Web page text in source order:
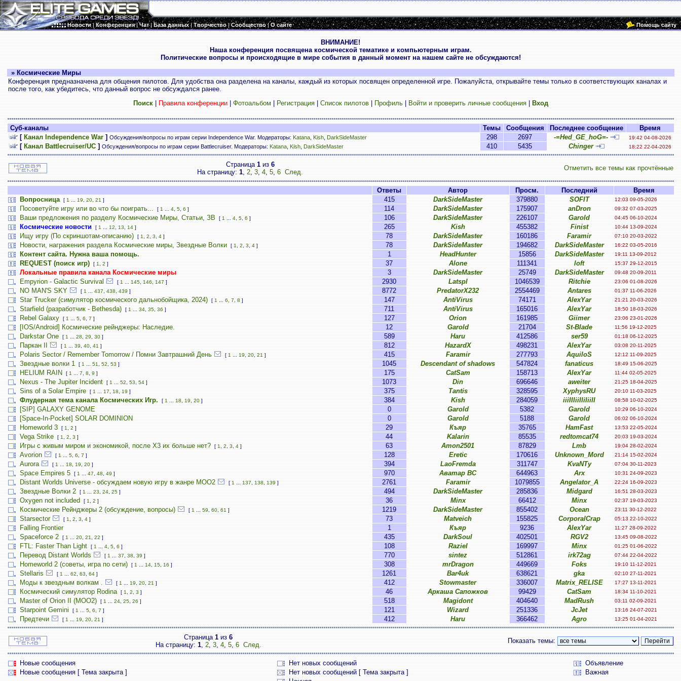
Новости|Конференция|Чат|База данных|Творчество|Сообщество|О сайте Помощь сайту
ВНИМАНИЕ!
Наша конференция посвящена космической тематике и компьютерным играм.
Политические вопросы и происходящие в мире события в данный момент на нашем сайте не обсуждаются!
» Космические Миры
Конференция предназначена для общения пилотов. Для удобства она разделена на каналы, каждый из которых посвящен определенной игре. Пожалуйста, открывайте темы только в соответствующих каналах и
после того, как убедитесь, что данный вопрос не обсуждался ранее.
Поиск| Правила конференции| Фотоальбом Регистрация| Список пилотов| Профиль| Войти и проверить личные сообщения| Вход
Суб-каналы Темы Сообщения Последнее сообщение
Время
[ Канал Independence War] Обсуждения/вопросы по играм серии Independence War. Модераторы: Katana, Kish, DarkSideMaster 298 2697 -=Hed_GE_hoG=- 19:42 04-08-2026
[ Канал Battlecruiser/UC] Обсуждения/вопросы по играм серии Battlecruiser. Модераторы: Katana, Kish, DarkSideMaster 410 5435 Chinger 18:22 22-04-2026
Страница 1из 6
На страницу: 1, 2, 3, 4, 5, 6 След.
Отметить все темы как прочтённые
Ответы Автор Просм. Последний
Время
Вопросница
[ 1 19 20, 21 ] 415 DarkSideMaster 379880 SOFIT 12:03 09-05-2026
Посоветуйте игру или во что бы поиграть... [ 1 4, 5, 6] 114 DarkSideMaster 175907 anDron 09:32 07-03-2025
Ваши предложения по разделу Космические Миры, Статьи, ЗВ [ 1 4, 5, 6] 106 DarkSideMaster 226107 Garold 04:45 06-10-2024
Космические новости [ 1 12 13 14] 265 Kish 455382 Finist 10:44 13-09-2024
Ищу игру (По скриншотам-описанию) [ 1 2 3 4] 78 DarkSideMaster 160186 Faramir 07:10 20-03-2022
Новости, награжения раздела Космические миры, Звездные Волки [ 1 2 3 4] 78 DarkSideMaster 194682 DarkSideMaster 16:22 03-05-2016
Контент сайта. Нужна ваша помощь. 1 HeadHunter 15856 DarkSideMaster 19:11 13-09-2012
REQUEST (поиск игр) [ 1 2 ] 37 Alone 111341 loft 15:37 29-12-2015
Локальные правила канала Космические миры 3 DarkSideMaster 25749 DarkSideMaster 09:48 20-09-2011
Empyrion - Galactic Survival [ 1 145, 146, 147 ] 2930 Latspl 1046539 Ritchie 23:06 01-08-2026
NO MAN'S SKY [ 1 437 438 439 ] 8772 PredatorX232 2554469 Antares 01:37 11-06-2026
Star Trucker (симулятор космического дальнобойщика, 2024) [ 1 6, 7 8 ] 147 AntiVirus 74171 AlexYar 21:21 20-03-2026
Starfield (разработчик - Bethesda) [ 1 34, 35, 36] 711 AntiVirus 165016 AlexYar 18:50 18-03-2026
Rebel Galaxy [ 1 5, 6, 7 ] 127 Orion 161985 Giimer 23:06 23-01-2026
[IOS/Android] Космические рейнджеры: Наследие. 12 Garold 21704 St-Blade 11:56 19-12-2025
Darkstar One [ 1 28 29 30] 589 Haru 412586 ser59 01:18 06-12-2025
Паркан II [ 1 39 40, 41 ] 812 HazardX 498231 AlexYar 03:08 20-11-2025
Polaris Sector / Remember Tomorrow / Помни Завтрашний День [ 1 19 20, 21 ] 415 Faramir 277793 AquiloS 12:12 11-09-2025
Звездные волки 1 [ 1 51 52 53 ] 1045 Descendant of shadows 547824 fanaticus 18:49 15-06-2025
HELIUM RAIN [ 1 7 8 9 ] 175 CatSam 158713 AlexYar 11:44 02-05-2025
Nexus - The Jupiter Incident [ 1 52 53 54] 1073 Din 696646 aweiter 21:25 18-04-2025
Sins of a Solar Empire [ 1 17 18 19 ] 375 Tantis 328595 XyphysRU 20:10 11-03-2025
Флудерная тема канала Космических Игр. [ 1 18 19 20] 384 Kish 284059 iiiIIIiiIIiIiiII 08:58 10-02-2025
[SIP] GALAXY GENOME 0 Garold 5382 Garold 10:29 06-10-2024
[Space-In-Pocket] SOLAR DOMINION 0 Garold 5188 Garold 06:02 06-10-2024
Homeworld 3 [ 1 2 ] 29 Къяр 35765 HamFast 13:53 22-05-2024
Vega Strike [ 1 2 3 ] 44 Kalarin 85535 redtomcat74 20:03 19-03-2024
Игры с живым миром и экономикой, после X3 их больше нет? [ 1 2 3 4] 63 Amon2501 87829 Lmb 19:04 28-02-2024
Avorion [ 1 5, 6, 7 ] 128 Eretic 170616 Unknown_Mord 21:14 15-02-2024
Aurora [ 1 18 19 20] 394 LaoFremda 311747 KvaNTy 07:04 30-11-2023
Space Empires 5 [ 1 47 48 49 ] 970 Аватар ВС 644963 Arx 10:31 24-09-2023
Distant Worlds Universe - обсуждаем новую игру в жанре MOO2 [ 1 137 138 139 ] 2761 Faramir 1079855 Angelator_A 22:24 16-09-2023
Звездные Волки 2 [ 1 23 24, 25] 494 DarkSideMaster 285836 Midgard 16:51 28-03-2023
Oxygen not included [ 1 2 ] 36 Minx 66412 Minx 02:37 19-03-2023
Космические Рейнджеры 2 (обсуждение, вопросы) [ 1 59 60, 61 ] 1219 DarkSideMaster 855402 Ocean 23:11 30-12-2022
Starsector [ 1 2 3 4] 73 Matveich 155825 CorporalCrap 05:13 22-10-2022
Falling Frontier 1 Къяр 9236 AlexYar 11:27 28-09-2022
Spaceforce 2 [ 1 20, 21 22 ] 435 DarkSoul 402501 RGV2 13:45 09-08-2022
FTL: Faster Than Light [ 1 4, 5, 6] 108 Raziel 169997 Minx 01:25 01-06-2022
Перевод Distant Worlds [ 1 37 38 39 ] 770 sintez 512861 irk72ag 07:44 22-04-2022
Homeworld 2 (советы, игра по сети) [ 1 14, 15, 16] 308 mrDragon 449669 Foks 19:10 11-12-2021
Stellaris [ 1 62 63 64] 1261 Bar4uk 638621 gka 02:10 27-11-2021
Моды к звездным волкам . [ 1 19 20, 21 ] 412 Stowmaster 336007 Matrix_RELISE 17:27 13-11-2021
Космический симулятор Rodina [ 1 2 3 ] 46 Аркаша Сапожков 99429 CatSam 18:34 11-10-2021
Master of Orion II (MOO2) [ 1 24, 25, 26] 518 Magidont 404640 MadRush 03:11 02-09-2021
Starpoint Gemini [ 1 5, 6, 7 ] 121 Wizard 251336 JcJet 13:16 24-07-2021
Предтечи [ 1 19 20, 21 ] 412 Haru 366462 Agro 13:25 01-04-2021
Страница 1 из 6
На страницу: 1, 2, 3, 4, 5, 6 След.
Показать темы:
Новые сообщения Нет новых сообщений
Объявление
Новые сообщения [ Тема закрыта ]
Нет новых сообщений [ Тема закрыта ]
Важная